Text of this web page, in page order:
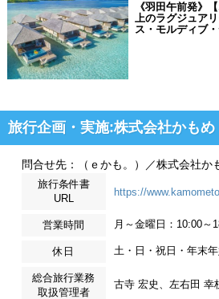
《羽田午前発》
上のラグジュア
ス・モルディブ
旅行企画・実施:株式会社かもめ
問合せ先：（ｅかも。）／株式会社か
旅行条件書
URL
https://
営業時間 月～金曜日：10:00～
休日 土・日・祝日・年末
総合旅行業務
取扱管理者
古寺 宏史、左右田 幸